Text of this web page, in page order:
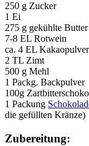
250 g Zucker
1 Ei
275 g gekühlte
7-8 EL Rotwein
ca. 4 EL Kakaopulver
2 TL Zimt
500 g Mehl
1 Packg. Backpulver
100g
1 Packung
die gefüllten Kränze)
Zubereitung: